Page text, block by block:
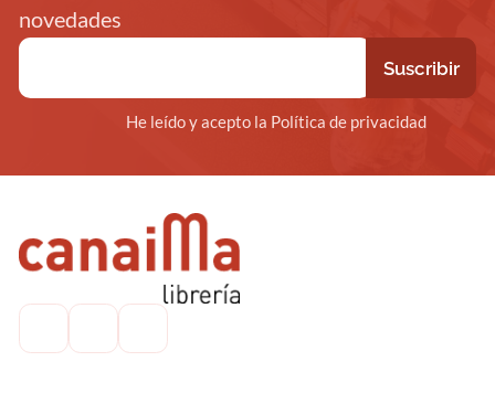
novedades
He leído y acepto la Política de privacidad